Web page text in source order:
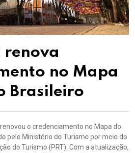
renova
no Mapa
Brasileiro
o credenciamento no Mapa do
pelo Ministério do Turismo por meio do
do Turismo (PRT). Com a atualização,